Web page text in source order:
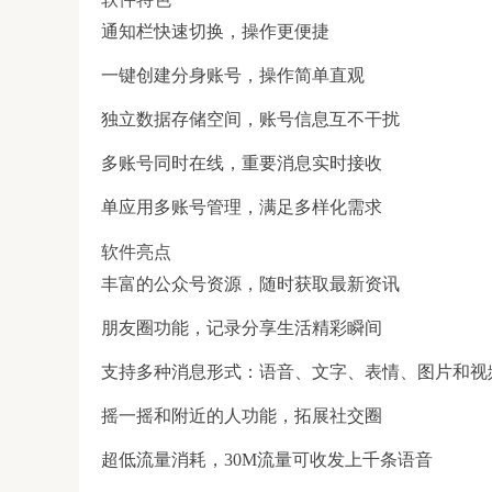
通知栏快速切换，操作更便捷
一键创建分身账号，操作简单直观
独立数据存储空间，账号信息互不干扰
多账号同时在线，重要消息实时接收
单应用多账号管理，满足多样化需求
软件亮点
丰富的公众号资源，随时获取最新资讯
朋友圈功能，记录分享生活精彩瞬间
支持多种消息形式：语音、文字、表情、图片和视
摇一摇和附近的人功能，拓展社交圈
超低流量消耗，30M流量可收发上千条语音